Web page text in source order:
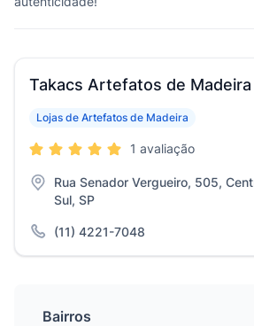
Takacs Artefatos de Madeira
Lojas de Artefatos de Madeira
1 avaliação
Rua Senador Vergueiro, 505,
Sul, SP
(11) 4221-7048
Bairros